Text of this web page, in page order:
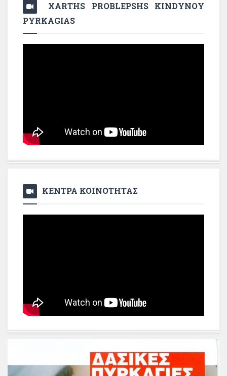
XARTHS PROBLEPSHS KINDYNOY
PYRKAGIAS
ΚΕΝΤΡΑ ΚΟΙΝΟΤΗΤΑΣ